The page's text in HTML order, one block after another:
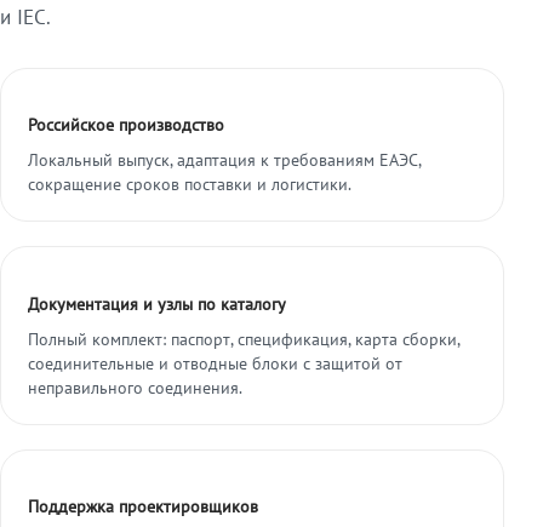
и IEC.
Российское производство
Локальный выпуск, адаптация к требованиям ЕАЭС,
сокращение сроков поставки и логистики.
Документация и узлы по каталогу
Полный комплект: паспорт, спецификация, карта сборки,
соединительные и отводные блоки с защитой от
неправильного соединения.
Поддержка проектировщиков